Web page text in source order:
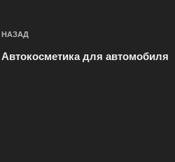
Навигация
по
Предыдущая
запись:
НАЗАД
Автокосметика для автомобиля